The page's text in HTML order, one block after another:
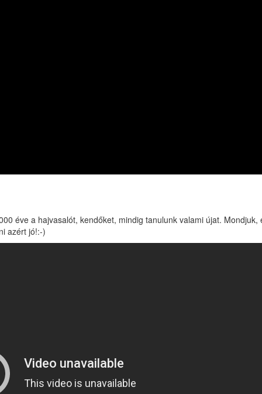
éve a hajvasalót, kendőket, mindig tanulunk valami újat. Mondjuk,
azért jó!:-)